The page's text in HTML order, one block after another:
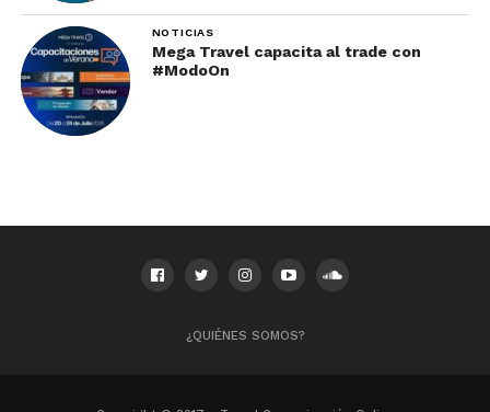
NOTICIAS
Mega Travel capacita al trade con
#ModoOn
¿QUIÉNES SOMOS?